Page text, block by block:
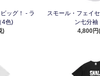
ッグ！ - ラ
4色)
)
スモール・フェイ
ン七分袖
4,800円